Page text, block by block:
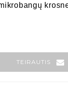
TEIRAUTIS